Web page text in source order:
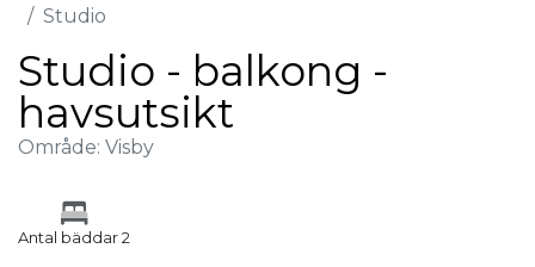
Studio
Studio - balkong -
havsutsikt
Område: Visby
Antal bäddar 2